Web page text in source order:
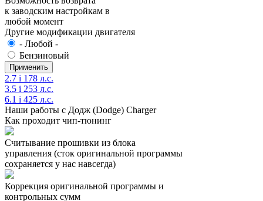
к заводским настройкам в
любой момент
Другие модификации двигателя
- Любой -
Бензиновый
2.7 i 178 л.с.
3.5 i 253 л.с.
6.1 i 425 л.с.
Наши работы с Додж (Dodge) Charger
Как проходит чип-тюнинг
Считывание прошивки из блока
управления (сток оригинальной программы
сохраняется у нас навсегда)
Коррекция оригинальной программы и
контрольных сумм